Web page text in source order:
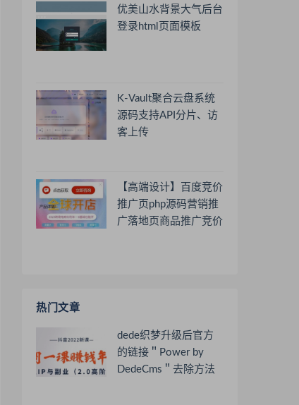
优美山水背景大气后台
登录html页面模板
K-Vault聚合云盘系统
源码支持API分片、访
客上传
【高端设计】百度竞价
推广页php源码营销推
广落地页商品推广竞价
热门文章
dede织梦升级后官方
的链接＂Power by
DedeCms＂去除方法